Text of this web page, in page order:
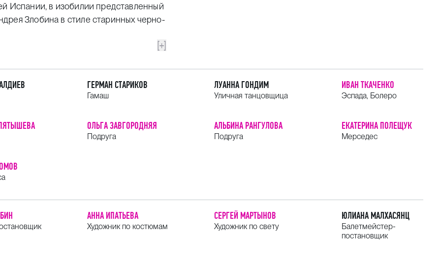
Испании, в изобилии представленный
Злобина в стиле старинных черно-
[+]
ГЕРМАН СТАРИКОВ
Гамаш
ЛУАННА ГОНДИМ
Уличная танцовщица
ИВАН ТКАЧЕНКО
Эспада, Болеро
ОЛЬГА ЗАВГОРОДНЯЯ
Подруга
АЛЬБИНА РАНГУЛОВА
Подруга
ЕКАТЕРИНА ПОЛЕЩУК
Мерседес
АННА ИПАТЬЕВА
Художник по костюмам
СЕРГЕЙ МАРТЫНОВ
Художник по свету
ЮЛИАНА МАЛХАСЯНЦ
Балетмейстер-
постановщик